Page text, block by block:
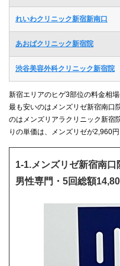
れいわクリニック新宿新南口
あおばクリニック新宿院
渋谷美容外科クリニック新宿院
新宿エリアのヒゲ3部位の料金相
最も安いのはメンズリゼ新宿南口
のはメンズリアラクリニック新宿
りの単価は、メンズリゼが2,960
1-1.メンズリゼ新宿南
男性専門・5回総額